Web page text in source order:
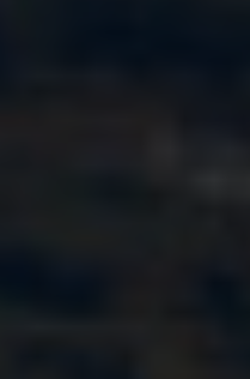
medewerkers en schakelen
en capaciteit gerelateerde
een technische richting;
planner of
en het vermogen om te